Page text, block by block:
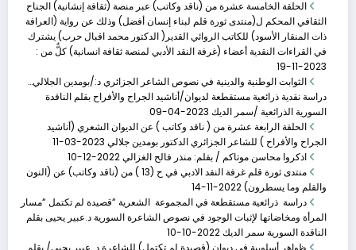
يناير 20, 2024 الحلقة الخامسة عشرة من (ناقد وكاتب) عبر منصة (ثقافة إنشانية) الجناح
الثقافي المحكم ل(منتدى ثورة قلم لبناء إنسان أفضل) وذلك عن رواية (العرافة
ذات المنقار الأسود) للكاتب الروائي القدير( الدكتور محمد اقبال حرب) يشترك
في القراءات النقدية أعضاء (غرفة النقد الأدبي لمنصة ثقافة انسانية) كلٌّ من :
2023-11-19
الثوابت الوطنية والدينية في نصوص الشاعر الجزائري د:/بومدين الجلالي…
دراسة نقدية ذرائعية مستقطعة لديوان/أناشيد الجراح والأفراح بقلم الناقدة
السورية الذرائعية /سمر الديك 2023-04-09
الحلقة الرابعة عشرة من ( ناقد وكاتب ) عن الديوان الشعري (أناشيد
الجراح والأفراح ) للشاعر الجزائري الدكتور بومدين جلالي 2023-03-11
اذكروا محاسن موتاكم / بقلم: منذر فالح الغزالي2022-12-10
منتدى ثورة قلم غرفة النقد الادبي في ح (13 ) من (ناقد وكاتب) عن (النون
والقلم وما يسطرون)2022-11-14
دراسة ذرائعية مستقطعة في المجموعة الشعرية “قصيدة لم تكتمل “مسار
المرأة ومخاضاتها لإثبات الوجود في نصوص الشاعرة السورية د.عبير يحيى بقلم
الناقدة السورية سمر الديك2022-10-10
ظواهر أسلوبية في ديوان (قصيدة لم تكتمل) للشاعرة د. عبير يحيى/ بقلم